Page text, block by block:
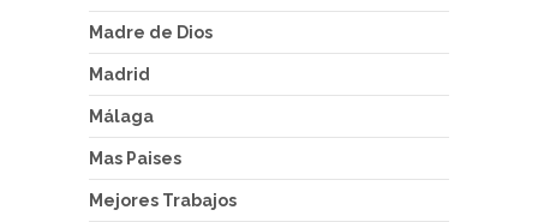
Madre de Dios
Madrid
Málaga
Mas Paises
Mejores Trabajos